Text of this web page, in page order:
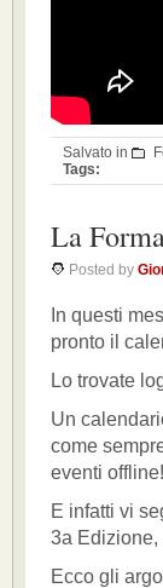
Salvato in
Tags:
La
Posted by
In questi
pronto il
Lo trovate
Un
come
eventi offline!
E infatti vi
3a Edizione,
Ecco gli